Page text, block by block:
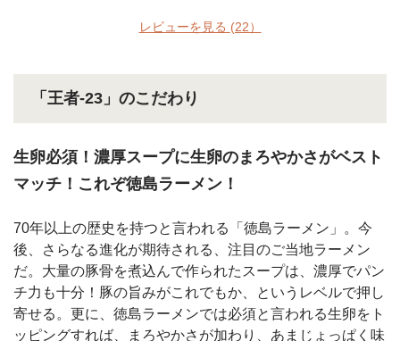
レビューを見る (22）
「王者-23」のこだわり
生卵必須！濃厚スープに生卵のまろやかさがベスト
マッチ！これぞ徳島ラーメン！
70年以上の歴史を持つと言われる「徳島ラーメン」。今
後、さらなる進化が期待される、注目のご当地ラーメン
だ。大量の豚骨を煮込んで作られたスープは、濃厚でパン
チ力も十分！豚の旨みがこれでもか、というレベルで押し
寄せる。更に、徳島ラーメンでは必須と言われる生卵をト
ッピングすれば、まろやかさが加わり、あまじょっぱく味